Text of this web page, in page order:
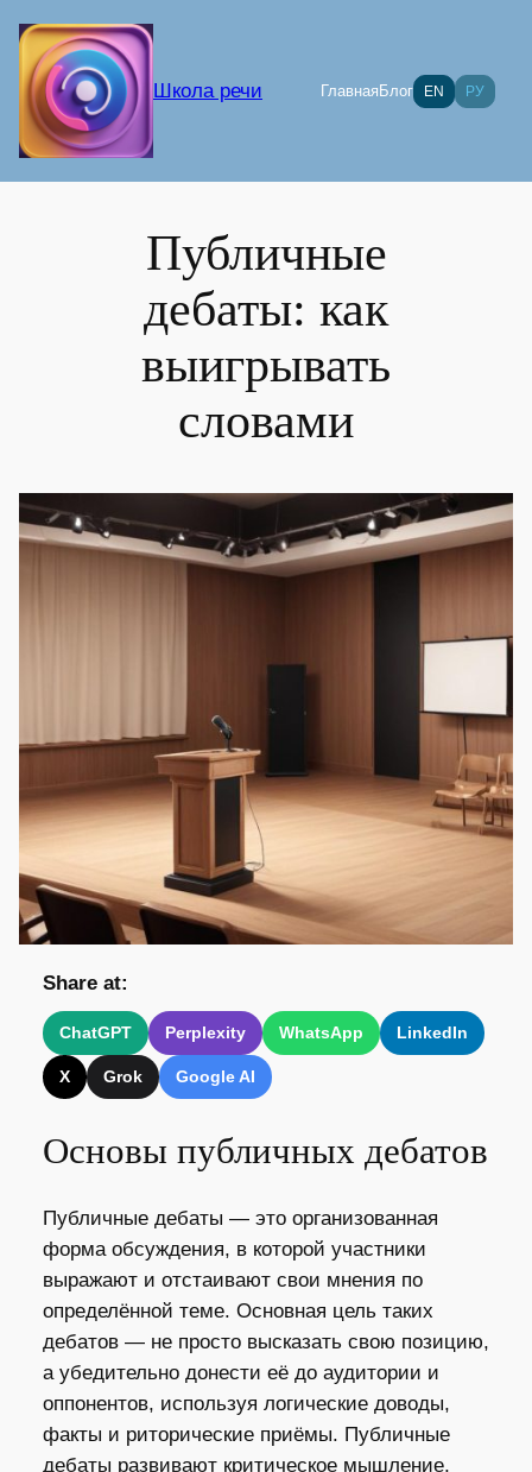
содержимому
Школа речи ГлавнаяБлог EN РУ
Публичные
дебаты: как
выигрывать
словами
Share at:
ChatGPT Perplexity WhatsApp LinkedIn
X Grok Google AI
Основы публичных дебатов
Публичные дебаты — это организованная
форма обсуждения, в которой участники
выражают и отстаивают свои мнения по
определённой теме. Основная цель таких
дебатов — не просто высказать свою позицию,
а убедительно донести её до аудитории и
оппонентов, используя логические доводы,
факты и риторические приёмы. Публичные
дебаты развивают критическое мышление,